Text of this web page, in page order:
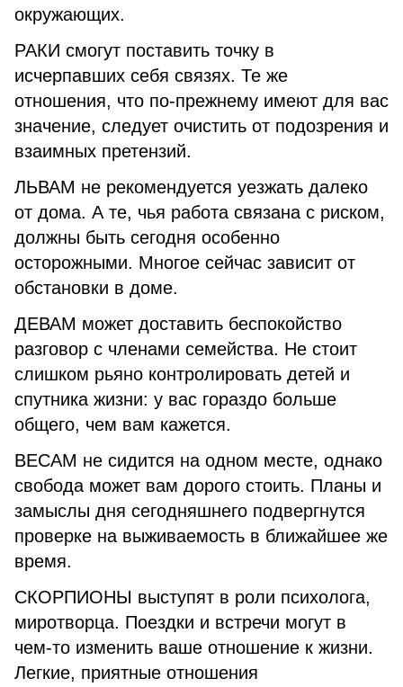
окружающих.
РАКИ смогут поставить точку в
исчерпавших себя связях. Те же
отношения, что по-прежнему имеют для вас
значение, следует очистить от подозрения и
взаимных претензий.
ЛЬВАМ не рекомендуется уезжать далеко
от дома. А те, чья работа связана с риском,
должны быть сегодня особенно
осторожными. Многое сейчас зависит от
обстановки в доме.
ДЕВАМ может доставить беспокойство
разговор с членами семейства. Не стоит
слишком рьяно контролировать детей и
спутника жизни: у вас гораздо больше
общего, чем вам кажется.
ВЕСАМ не сидится на одном месте, однако
свобода может вам дорого стоить. Планы и
замыслы дня сегодняшнего подвергнутся
проверке на выживаемость в ближайшее же
время.
СКОРПИОНЫ выступят в роли психолога,
миротворца. Поездки и встречи могут в
чем-то изменить ваше отношение к жизни.
Легкие, приятные отношения